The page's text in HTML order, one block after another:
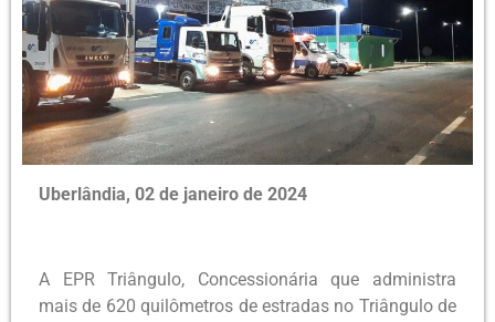
Uberlândia, 02 de janeiro de 2024
A EPR Triângulo, Concessionária que administra
mais de 620 quilômetros de estradas no Triângulo de